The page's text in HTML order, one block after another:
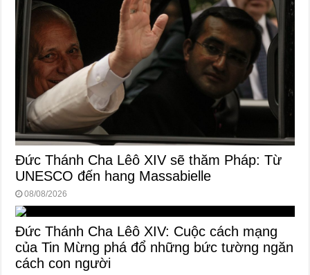
Đức Thánh Cha Lêô XIV sẽ thăm Pháp: Từ
UNESCO đến hang Massabielle
08/08/2026
Đức Thánh Cha Lêô XIV: Cuộc cách mạng
của Tin Mừng phá đổ những bức tường ngăn
cách con người